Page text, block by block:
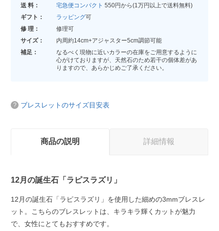
送 料：
宅急便コンパクト 550円から(1万円以上で送料無料)
ギフト：
ラッピング可
修 理：
修理可
サイズ：
内周約14cm+アジャスター5cm調節可能
補足：
なるべく現物に近いカラーの在庫をご用意するように
心がけておりますが、天然石のため若干の個体差があ
りますので、あらかじめご了承ください。
ブレスレットのサイズ目安表
商品の説明 詳細情報
12月の誕生石「ラピスラズリ」
12月の誕生石「ラピスラズリ」を使用した細めの3mmブレスレ
ット。こちらのブレスレットは、キラキラ輝くカットが魅力
で、女性にとてもおすすめです。